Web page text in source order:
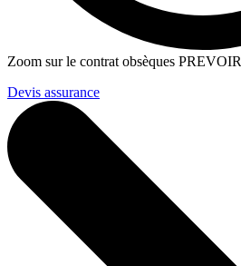
Zoom sur le contrat obsèques PREVOIR
Devis assurance